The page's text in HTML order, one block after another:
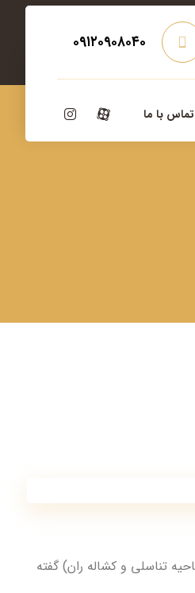
۰۹۱۲۰۹۰۸۰۴۰
تماس با ما
تناسلی و کشاله ران) گفته